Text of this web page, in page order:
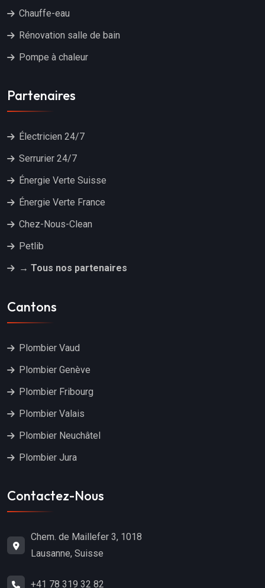
Chauffe-eau
Rénovation salle de bain
Pompe à chaleur
Partenaires
Électricien 24/7
Serrurier 24/7
Énergie Verte Suisse
Énergie Verte France
Chez-Nous-Clean
Petlib
→ Tous nos partenaires
Cantons
Plombier Vaud
Plombier Genève
Plombier Fribourg
Plombier Valais
Plombier Neuchâtel
Plombier Jura
Contactez-Nous
Chem. de Maillefer 3, 1018
Lausanne, Suisse
+41 78 319 32 82